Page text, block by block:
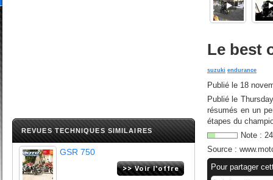
REVUES TECHNIQUES SIMILAIRES
GSR 750
Le best
suzuki endurance
Publié le 18
Publié le
résumés en un
étapes du
Note : 24
Source :
Pour partager